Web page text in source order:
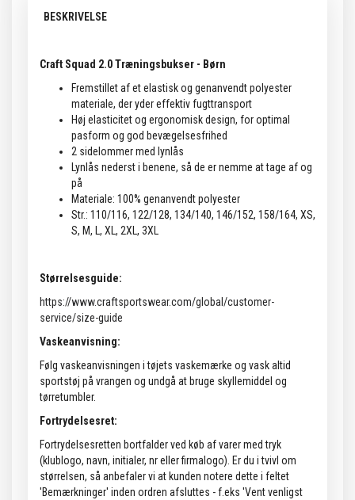
BESKRIVELSE
Craft Squad 2.0 Træningsbukser - Børn
Fremstillet af et elastisk og genanvendt polyester
materiale, der yder effektiv fugttransport
Høj elasticitet og ergonomisk design, for optimal
pasform og god bevægelsesfrihed
2 sidelommer med lynlås
Lynlås nederst i benene, så de er nemme at tage af og
på
Materiale: 100% genanvendt polyester
Str.: 110/116, 122/128, 134/140, 146/152, 158/164, XS,
S, M, L, XL, 2XL, 3XL
Størrelsesguide:
https://www.craftsportswear.com/global/customer-
service/size-guide
Vaskeanvisning:
Følg vaskeanvisningen i tøjets vaskemærke og vask altid
sportstøj på vrangen og undgå at bruge skyllemiddel og
tørretumbler.
Fortrydelsesret:
Fortrydelsesretten bortfalder ved køb af varer med tryk
(klublogo, navn, initialer, nr eller firmalogo). Er du i tvivl om
størrelsen, så anbefaler vi at kunden notere dette i feltet
'Bemærkninger' inden ordren afsluttes - f.eks 'Vent venligst